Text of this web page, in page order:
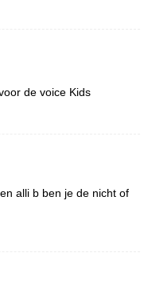
de voice Kids
alli b ben je de nicht of